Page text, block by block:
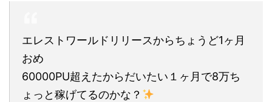
エレストワールドリリースからちょうど1ヶ月
おめ
60000PU超えたからだいたい１ヶ月で8万ち
ょっと稼げてるのかな？